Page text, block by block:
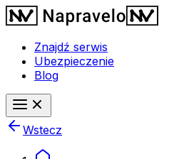
Znajdź serwis
Ubezpieczenie
Blog
Wstecz